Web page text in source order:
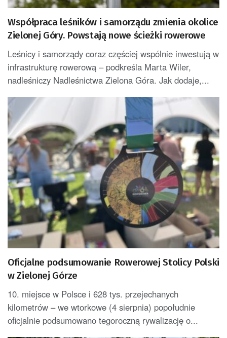
Współpraca leśników i samorządu zmienia okolice
Zielonej Góry. Powstają nowe ścieżki rowerowe
Leśnicy i samorządy coraz częściej wspólnie inwestują w
infrastrukturę rowerową – podkreśla Marta Wiler,
nadleśniczy Nadleśnictwa Zielona Góra. Jak dodaje,...
Oficjalne podsumowanie Rowerowej Stolicy Polski
w Zielonej Górze
10. miejsce w Polsce i 628 tys. przejechanych
kilometrów – we wtorkowe (4 sierpnia) popołudnie
oficjalnie podsumowano tegoroczną rywalizację o...